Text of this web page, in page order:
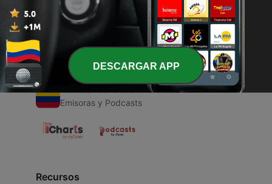
04 dic. 2020
Emisoras Colombianas
Emisoras y Podcasts
Recursos
DESCARGAR APP